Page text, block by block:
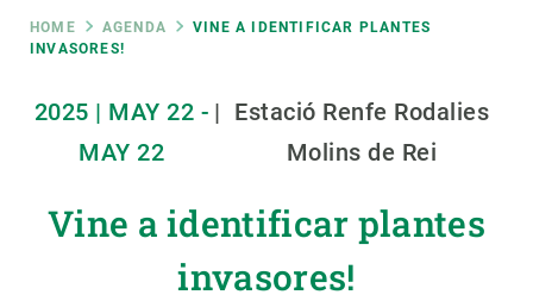
Breadcrumb
HOME AGENDA
VINE A IDENTIFICAR PLANTES
INVASORES!
2025 | MAY 22 -
MAY 22
| Estació Renfe Rodalies
Molins de Rei
Vine a identificar plantes
invasores!
RRSS
Featured
responsive
Responsive
ABOUT US